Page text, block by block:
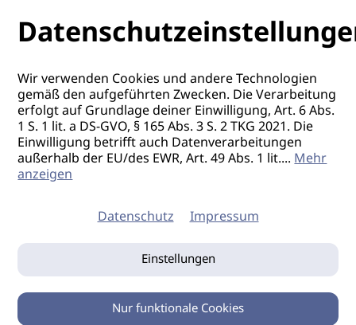
Wir verwenden Cookies und andere Technologien
gemäß den aufgeführten Zwecken. Die Verarbeitung
erfolgt auf Grundlage deiner Einwilligung, Art. 6 Abs.
1 S. 1 lit. a DS-GVO, § 165 Abs. 3 S. 2 TKG 2021. Die
Einwilligung betrifft auch Datenverarbeitungen
außerhalb der EU/des EWR, Art. 49 Abs. 1 lit....Mehr
anzeigen
Datenschutz Impressum
Einstellungen
Nur funktionale Cookies